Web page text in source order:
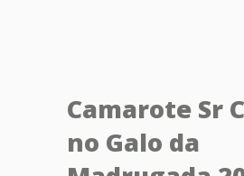
Camarote Sr
no Galo da